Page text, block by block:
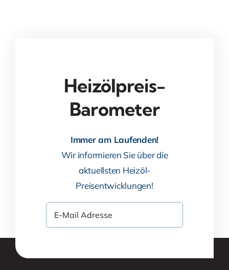
Heizölpreis-
Barometer
Immer am Laufenden!
Wir informieren Sie über die
aktuellsten Heizöl-
Preisentwicklungen!